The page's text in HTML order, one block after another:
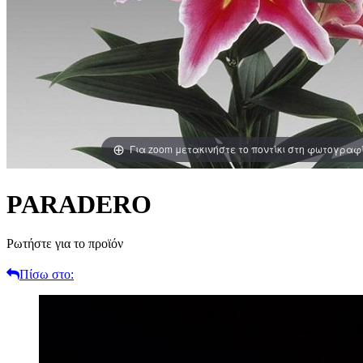
Για zoom μετακινήστε το ποντίκι στη
PARADERO
Ρωτήστε για το προϊόν
Πίσω στο: